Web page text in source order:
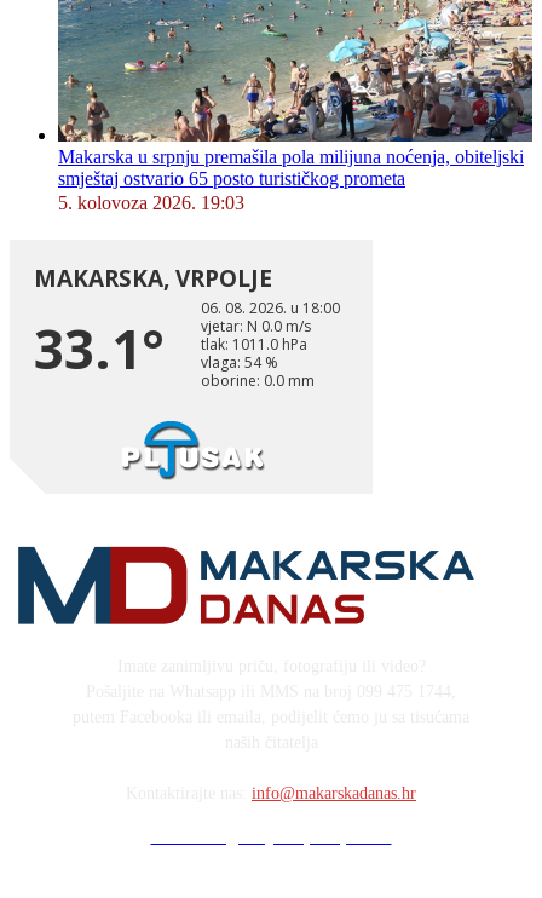
Makarska u srpnju premašila pola milijuna noćenja, obiteljski
smještaj ostvario 65 posto turističkog prometa
5. kolovoza 2026. 19:03
info@makarskadanas.hr